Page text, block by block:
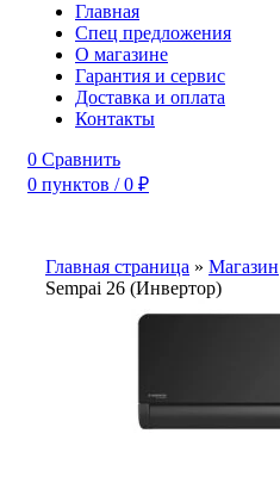
Главная
Спец предложения
О магазине
Гарантия и сервис
Доставка и оплата
Контакты
0 Сравнить
0 пунктов / 0 ₽
Главная страница » Магазин
Sempai 26 (Инвертор)